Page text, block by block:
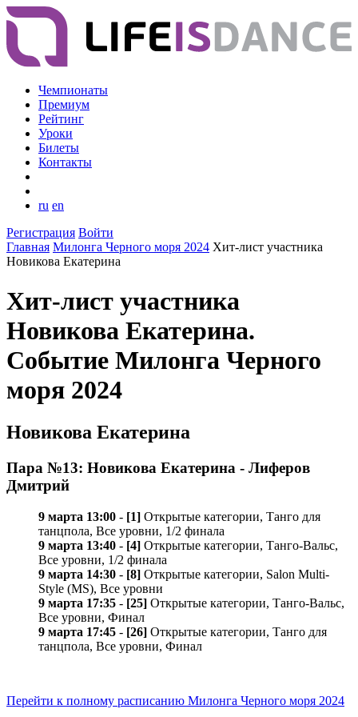
Чемпионаты
Премиум
Рейтинг
Уроки
Билеты
Контакты
ru en
Регистрация Войти
Главная Милонга Черного моря 2024 Хит-лист участника
Новикова Екатерина
Хит-лист участника
Новикова Екатерина.
Событие Милонга Черного
моря 2024
Новикова Екатерина
Пара №13: Новикова Екатерина - Лиферов
Дмитрий
9 марта 13:00 - [1] Открытые категории, Танго для
танцпола, Все уровни, 1/2 финала
9 марта 13:40 - [4] Открытые категории, Танго-Вальс,
Все уровни, 1/2 финала
9 марта 14:30 - [8] Открытые категории, Salon Multi-
Style (MS), Все уровни
9 марта 17:35 - [25] Открытые категории, Танго-Вальс,
Все уровни, Финал
9 марта 17:45 - [26] Открытые категории, Танго для
танцпола, Все уровни, Финал
Перейти к полному расписанию Милонга Черного моря 2024